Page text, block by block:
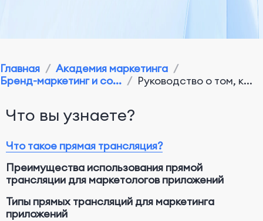
Главная / Академия маркетинга /
Бренд-маркетинг и со... / Руководство о том, к...
Что вы узнаете?
Что такое прямая трансляция?
Преимущества использования прямой
трансляции для маркетологов приложений
Типы прямых трансляций для маркетинга
приложений